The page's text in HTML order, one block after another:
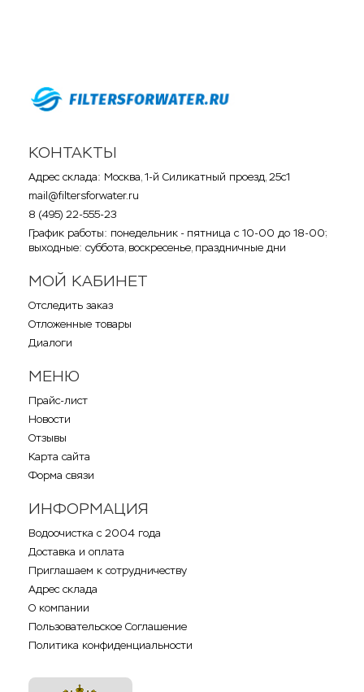
КОНТАКТЫ
Адрес склада: Москва, 1-й Силикатный проезд, 25с1
mail@filtersforwater.ru
8 (495) 22-555-23
График работы: понедельник - пятница с 10-00 до 18-00;
выходные: суббота, воскресенье, праздничные дни
МОЙ КАБИНЕТ
Отследить заказ
Отложенные товары
Диалоги
МЕНЮ
Прайс-лист
Новости
Отзывы
Карта сайта
Форма связи
ИНФОРМАЦИЯ
Водоочистка с 2004 года
Доставка и оплата
Приглашаем к сотрудничеству
Адрес склада
О компании
Пользовательское Соглашение
Политика конфиденциальности